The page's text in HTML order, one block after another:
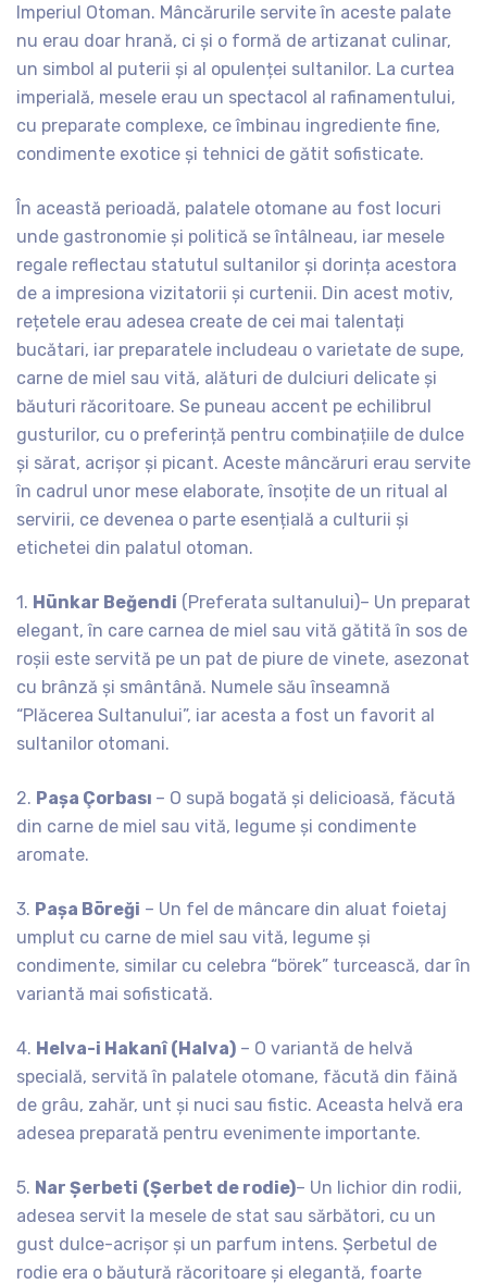
Imperiul Otoman. Mâncărurile servite în aceste palate
nu erau doar hrană, ci și o formă de artizanat culinar,
un simbol al puterii și al opulenței sultanilor. La curtea
imperială, mesele erau un spectacol al rafinamentului,
cu preparate complexe, ce îmbinau ingrediente fine,
condimente exotice și tehnici de gătit sofisticate.
În această perioadă, palatele otomane au fost locuri
unde gastronomie și politică se întâlneau, iar mesele
regale reflectau statutul sultanilor și dorința acestora
de a impresiona vizitatorii și curtenii. Din acest motiv,
rețetele erau adesea create de cei mai talentați
bucătari, iar preparatele includeau o varietate de supe,
carne de miel sau vită, alături de dulciuri delicate și
băuturi răcoritoare. Se puneau accent pe echilibrul
gusturilor, cu o preferință pentru combinațiile de dulce
și sărat, acrișor și picant. Aceste mâncăruri erau servite
în cadrul unor mese elaborate, însoțite de un ritual al
servirii, ce devenea o parte esențială a culturii și
etichetei din palatul otoman.
1. Hünkar Beğendi (Preferata sultanului)– Un preparat
elegant, în care carnea de miel sau vită gătită în sos de
roșii este servită pe un pat de piure de vinete, asezonat
cu brânză și smântână. Numele său înseamnă
“Plăcerea Sultanului”, iar acesta a fost un favorit al
sultanilor otomani.
2. Pașa Çorbası – O supă bogată și delicioasă, făcută
din carne de miel sau vită, legume și condimente
aromate.
3. Pașa Böreği – Un fel de mâncare din aluat foietaj
umplut cu carne de miel sau vită, legume și
condimente, similar cu celebra “börek” turcească, dar în
variantă mai sofisticată.
4. Helva-i Hakanî (Halva) – O variantă de helvă
specială, servită în palatele otomane, făcută din făină
de grâu, zahăr, unt și nuci sau fistic. Aceasta helvă era
adesea preparată pentru evenimente importante.
5. Nar Şerbeti (Șerbet de rodie)– Un lichior din rodii,
adesea servit la mesele de stat sau sărbători, cu un
gust dulce-acrișor și un parfum intens. Șerbetul de
rodie era o băutură răcoritoare și elegantă, foarte